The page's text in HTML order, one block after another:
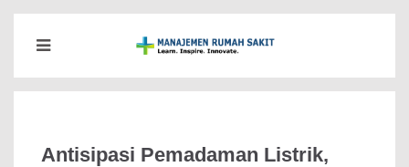
Antisipasi Pemadaman Listrik,